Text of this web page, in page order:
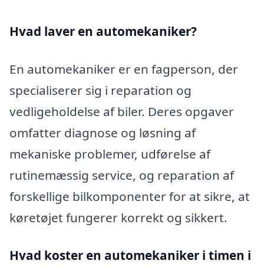
Hvad laver en automekaniker?
En automekaniker er en fagperson, der
specialiserer sig i reparation og
vedligeholdelse af biler. Deres opgaver
omfatter diagnose og løsning af
mekaniske problemer, udførelse af
rutinemæssig service, og reparation af
forskellige bilkomponenter for at sikre, at
køretøjet fungerer korrekt og sikkert.
Hvad koster en automekaniker i timen i